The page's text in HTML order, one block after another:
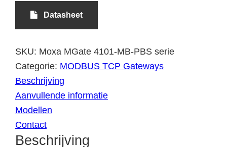
Datasheet
SKU: Moxa MGate 4101-MB-PBS serie
Categorie: MODBUS TCP Gateways
Beschrijving
Aanvullende informatie
Modellen
Contact
Beschrijving